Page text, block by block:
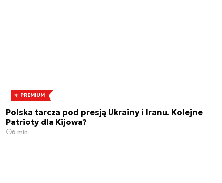
PREMIUM
Polska tarcza pod presją Ukrainy i Iranu. Kolejne
Patrioty dla Kijowa?
6 min.